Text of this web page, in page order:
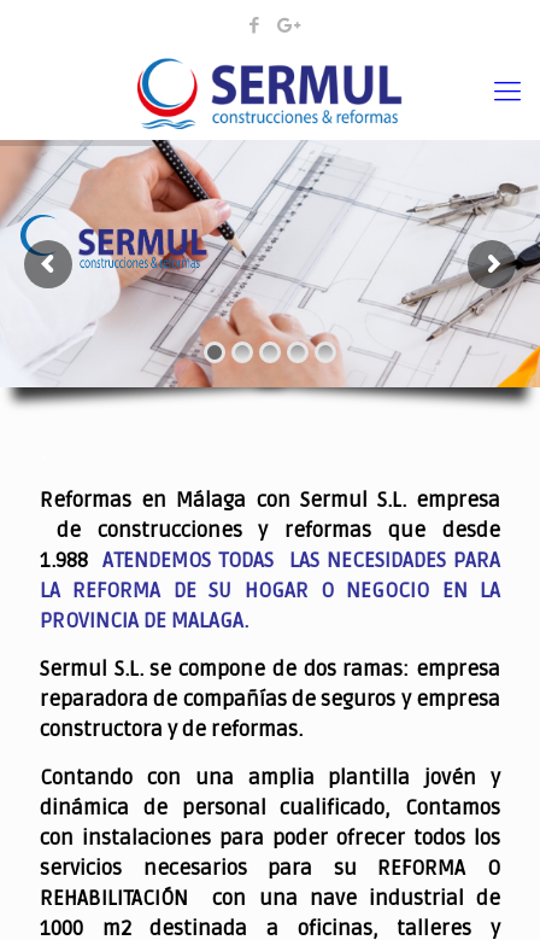
¡¡DAMOS VIDA A SUS
Reformas en Málaga con Sermul S.L. empresa
de construcciones y reformas que desde
1.988ATENDEMOS TODAS LAS NECESIDADES PARA
LA REFORMA DE SU HOGAR O NEGOCIO EN LA
PROVINCIA DE MALAGA.
Sermul S.L. se compone de dos ramas: empresa
reparadora de compañías de seguros y empresa
constructora y de reformas.
Contando con una amplia plantilla jovén y
dinámica de personal cualificado, Contamos
con instalaciones para poder ofrecer todos los
servicios necesarios para su REFORMA O
REHABILITACIÓN con una nave industrial de
1000 m2 destinada a oficinas, talleres y